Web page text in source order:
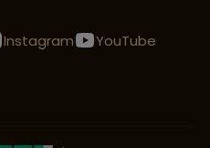
Instagram
YouTube